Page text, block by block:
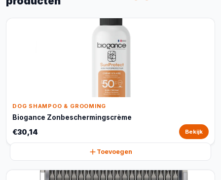
DOG SHAMPOO & GROOMING
Biogance Zonbeschermingscrème
€30,14 Bekijk
Toevoegen